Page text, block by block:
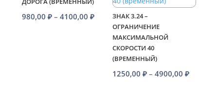
980,00 ₽ – 4100,00 ₽Диапазон
980,00 ₽
ЗНАК 3.24 –
ОГРАНИЧЕНИЕ
МАКСИМАЛЬНОЙ
СКОРОСТИ 40
(ВРЕМЕННЫЙ)
1250,00₽ – 4900,00₽